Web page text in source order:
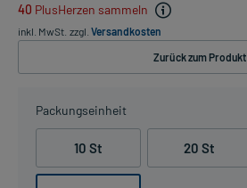
40 PlusHerzen sammeln
inkl. MwSt. zzgl. Versandkosten
Zurück zum Produkt
Packungseinheit
10 St 20 St